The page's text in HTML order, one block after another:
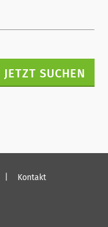
JETZT SUCHEN
Kontakt